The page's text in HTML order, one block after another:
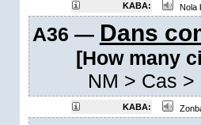
KABA:
Nola
A36 — Dans
[How many
NM > Cas >
KABA: